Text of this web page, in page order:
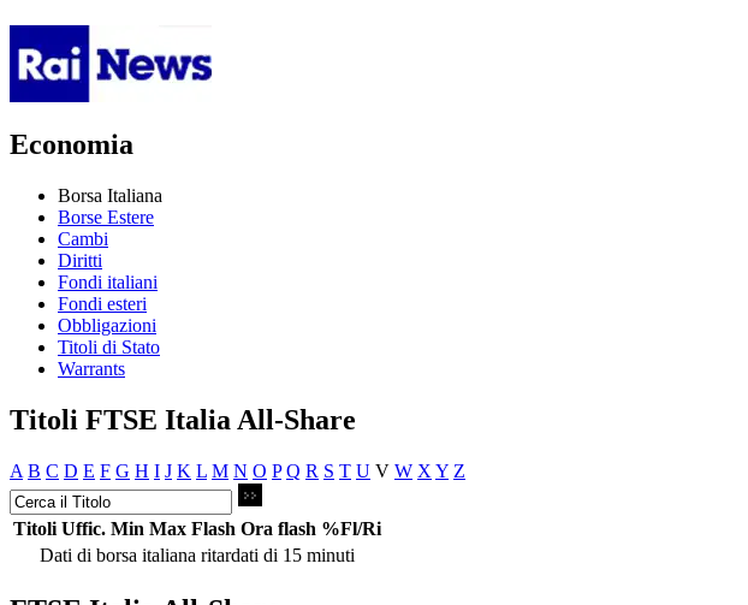
Economia
Borsa Italiana
Borse Estere
Cambi
Diritti
Fondi italiani
Fondi esteri
Obbligazioni
Titoli di Stato
Warrants
Titoli FTSE Italia All-Share
A B C D E F G H I J K L M N O P Q R S T U V W X Y Z
Titoli Uffic. Min Max Flash Ora flash %Fl/Ri
Dati di borsa italiana ritardati di 15 minuti